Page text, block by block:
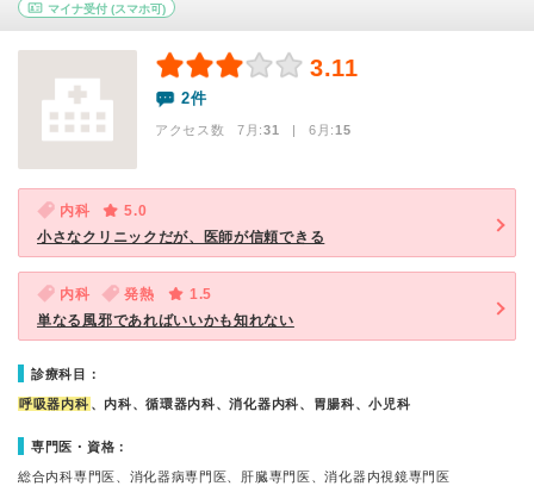
マイナ受付 (スマホ可)
3.11
2件
アクセス数 7月:31 | 6月:15
内科
5.0
小さなクリニックだが、医師が信頼できる
内科 発熱
1.5
単なる風邪であればいいかも知れない
診療科目：
呼吸器内科 、内科、循環器内科、消化器内科、胃腸科、小児科
専門医・資格：
総合内科専門医、消化器病専門医、肝臓専門医、消化器内視鏡専門医